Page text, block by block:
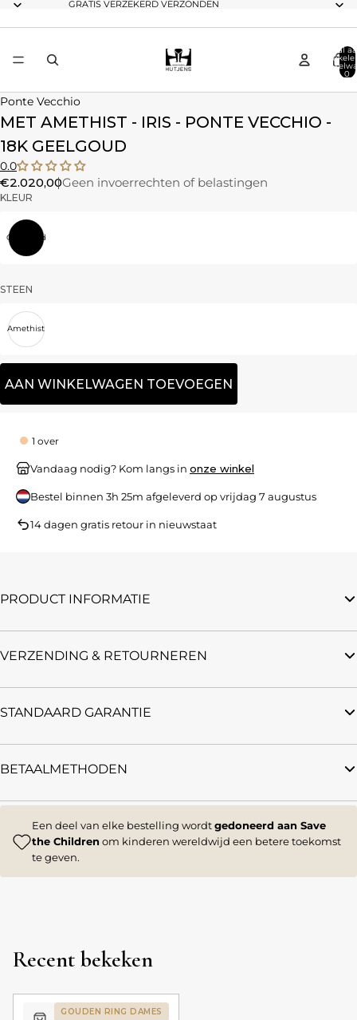
GRATIS VERZEKERD VERZONDEN
Totaal
0
Ponte Vecchio
MET AMETHIST - IRIS - PONTE VECCHIO -
18K GEELGOUD
0.0
€2.020,00Geen invoerrechten of belastingen
KLEUR
Geelgoud
STEEN
Amethist
AAN WINKELWAGEN TOEVOEGEN
1 over
Vandaag nodig? Kom langs in onze winkel
Bestel binnen 3h 25m afgeleverd opvrijdag 7 augustus
14 dagen gratis retour in nieuwstaat
PRODUCT INFORMATIE
VERZENDING & RETOURNEREN
STANDAARD GARANTIE
BETAALMETHODEN
Een deel van elke bestelling wordtgedoneerd aan Save
the Children om kinderen wereldwijd een betere toekomst
te geven.
Recent bekeken
GOUDEN RING DAMES